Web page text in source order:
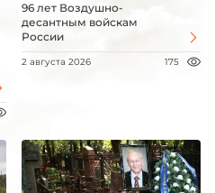
96 лет Воздушно-
десантным войскам
России
2 августа 2026 175